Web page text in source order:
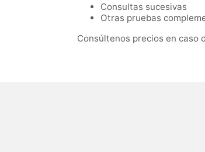
Consultas sucesivas
Otras pruebas
Consúltenos precios en caso